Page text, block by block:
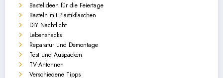
Bastelideen für die Feiertage
Basteln mit Plastikflaschen
DIY Nachtlicht
Lebenshacks
Reparatur und Demontage
Test und Auspacken
TV-Antennen
Verschiedene Tipps